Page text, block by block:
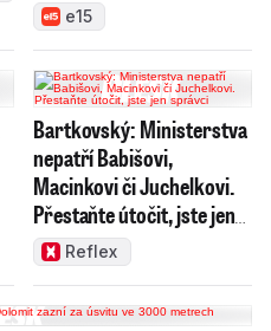
e15
Bartkovský: Ministerstva
nepatří Babišovi,
Macinkovi či Juchelkovi.
Přestaňte útočit, jste jen
správci
Reflex